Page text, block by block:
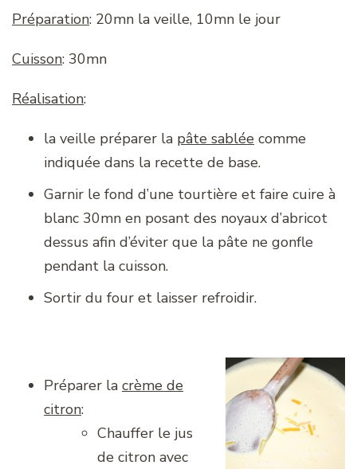
Préparation: 20mn la veille, 10mn le jour
Cuisson: 30mn
Réalisation:
la veille préparer la pâte sablée comme
indiquée dans la recette de base.
Garnir le fond d’une tourtière et faire cuire à
blanc 30mn en posant des noyaux d’abricot
dessus afin d’éviter que la pâte ne gonfle
pendant la cuisson.
Sortir du four et laisser refroidir.
Préparer la crème de
citron:
Chauffer le jus
de citron avec